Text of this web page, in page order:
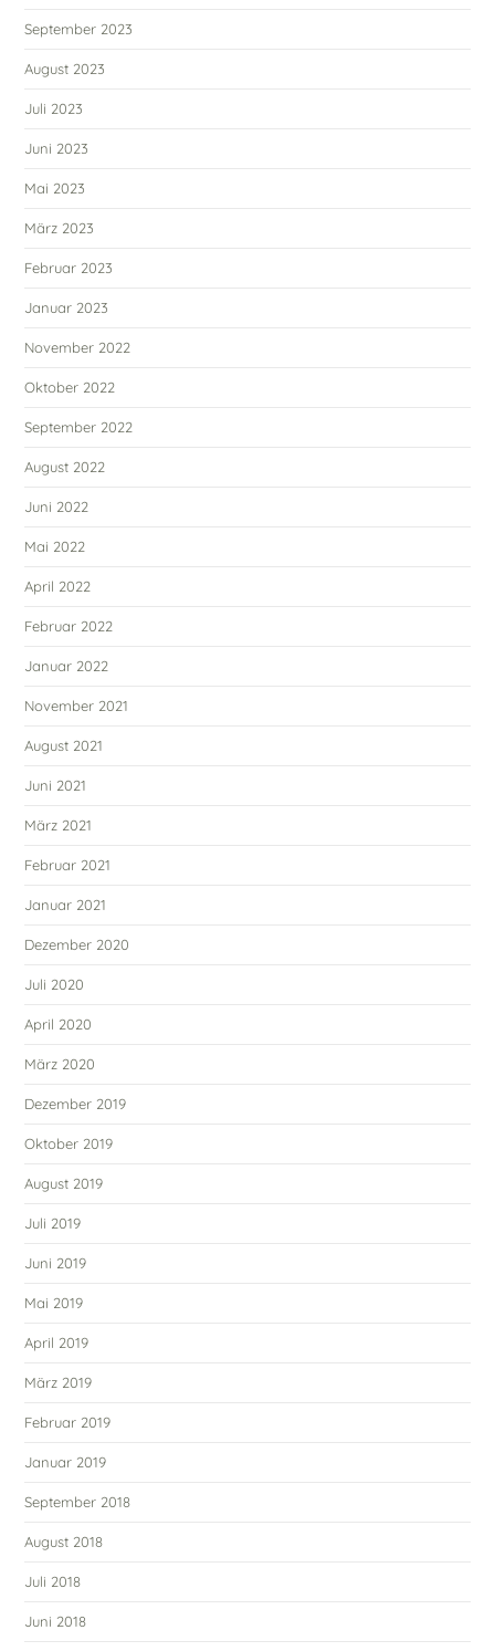
September 2023
August 2023
Juli 2023
Juni 2023
Mai 2023
März 2023
Februar 2023
Januar 2023
November 2022
Oktober 2022
September 2022
August 2022
Juni 2022
Mai 2022
April 2022
Februar 2022
Januar 2022
November 2021
August 2021
Juni 2021
März 2021
Februar 2021
Januar 2021
Dezember 2020
Juli 2020
April 2020
März 2020
Dezember 2019
Oktober 2019
August 2019
Juli 2019
Juni 2019
Mai 2019
April 2019
März 2019
Februar 2019
Januar 2019
September 2018
August 2018
Juli 2018
Juni 2018